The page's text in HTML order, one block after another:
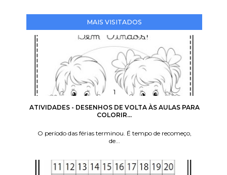
MAIS VISITADOS
ATIVIDADES - DESENHOS DE VOLTA ÀS AULAS PARA
COLORIR...
O período das férias terminou. É tempo de recomeço,
de...